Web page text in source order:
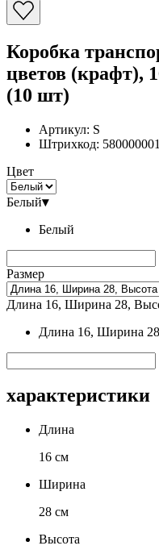
Коробка
цветов (крафт),
(10 шт)
Артикул: S
Штрихкод:
Цвет
Белый▾
Белый
Размер
Длина 16, Ширина 28,
Длина 16, Ширина
характеристики
Длина
16 см
Ширина
28 см
Высота